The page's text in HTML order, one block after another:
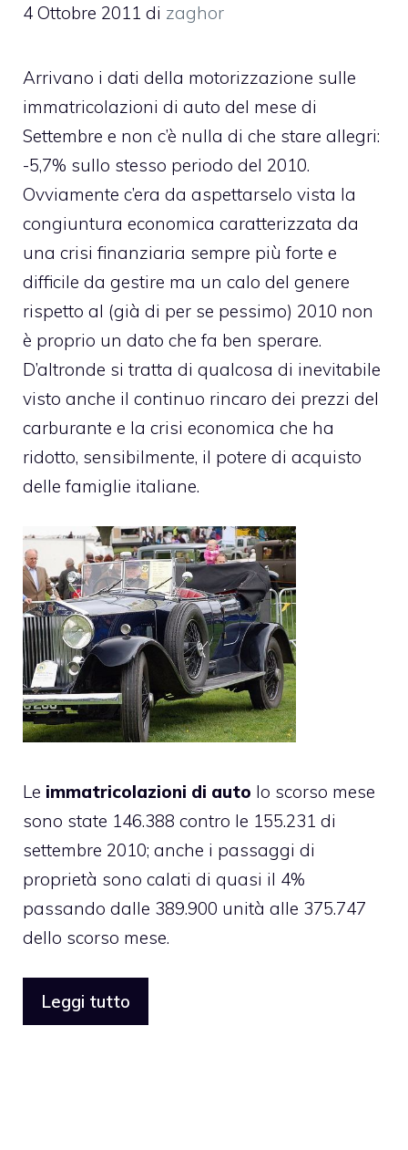
4 Ottobre 2011 di zaghor
Arrivano i dati della motorizzazione sulle
immatricolazioni di auto del mese di
Settembre e non c’è nulla di che stare allegri:
-5,7% sullo stesso periodo del 2010.
Ovviamente c’era da aspettarselo vista la
congiuntura economica caratterizzata da
una crisi finanziaria sempre più forte e
difficile da gestire ma un calo del genere
rispetto al (già di per se pessimo) 2010 non
è proprio un dato che fa ben sperare.
D’altronde si tratta di qualcosa di inevitabile
visto anche il continuo rincaro dei prezzi del
carburante e la crisi economica che ha
ridotto, sensibilmente, il potere di acquisto
delle famiglie italiane.
Le immatricolazioni di auto lo scorso mese
sono state 146.388 contro le 155.231 di
settembre 2010; anche i passaggi di
proprietà sono calati di quasi il 4%
passando dalle 389.900 unità alle 375.747
dello scorso mese.
Leggi tutto